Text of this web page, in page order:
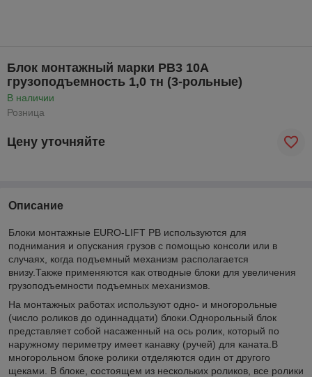
Блок монтажный марки РВ3 10А
грузоподъемность 1,0 тн (3-рольные)
В наличии
Розница
Цену уточняйте
Описание
Блоки монтажные EURO-LIFT PB используются для
поднимания и опускания грузов с помощью консоли или в
случаях, когда подъемный механизм располагается
внизу.Также применяются как отводные блоки для увеличения
грузоподъемности подъемных механизмов.
На монтажных работах используют одно- и многорольные
(число роликов до одиннадцати) блоки.Однорольный блок
представляет собой насаженный на ось ролик, который по
наружному периметру имеет канавку (ручей) для каната.В
многорольном блоке ролики отделяются один от другого
щеками. В блоке, состоящем из нескольких роликов, все ролики